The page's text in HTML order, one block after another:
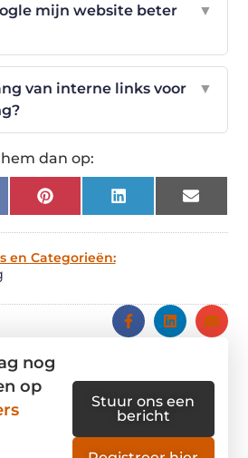
mijn website beter
▼
van interne links voor
▼
dan op:
PinterestLinkedIn Email
en Categorieën:
nog
op
Stuur ons een
bericht